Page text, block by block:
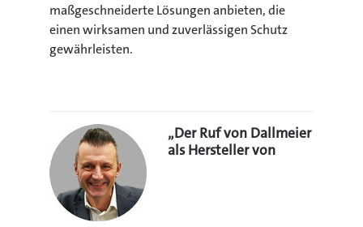
maßgeschneiderte Lösungen anbieten, die
einen wirksamen und zuverlässigen Schutz
gewährleisten.
„Der Ruf von Dallmeier
als Hersteller von